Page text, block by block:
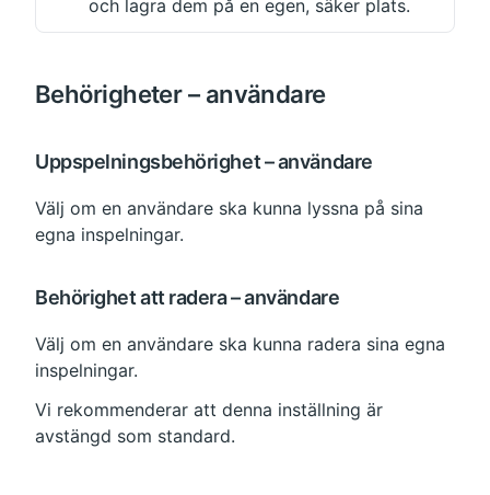
och lagra dem på en egen, säker plats.
Behörigheter – användare
Uppspelningsbehörighet – användare
Välj om en användare ska kunna lyssna på sina
egna inspelningar.
Behörighet att radera – användare
Välj om en användare ska kunna radera sina egna
inspelningar.
Vi rekommenderar att denna inställning är
avstängd som standard.